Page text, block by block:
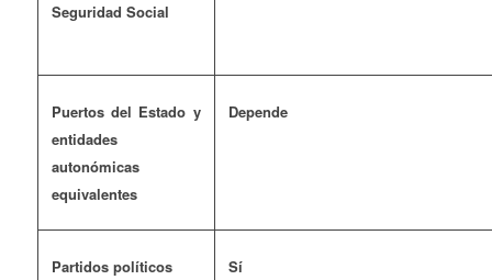
Seguridad Social
Puertos del Estado y
entidades
autonómicas
equivalentes
Depende
Partidos políticos Sí